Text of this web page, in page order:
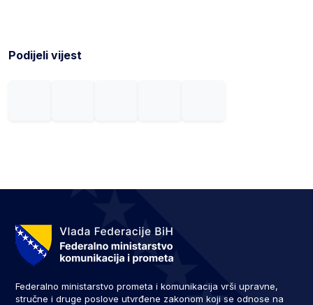
Podijeli vijest
Federalno ministarstvo prometa i komunikacija vrši upravne,
stručne i druge poslove utvrđene zakonom koji se odnose na